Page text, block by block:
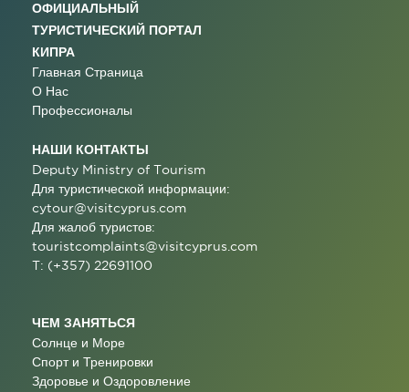
ОФИЦИАЛЬНЫЙ
ТУРИСТИЧЕСКИЙ ПОРТАЛ
КИПРА
Главная Страница
О Нас
Профессионалы
НАШИ КОНТАКТЫ
Deputy Ministry of Tourism
Для туристической информации:
cytour@visitcyprus.com
Для жалоб туристов:
touristcomplaints@visitcyprus.com
T: (+357) 22691100
ЧЕМ ЗАНЯТЬСЯ
Солнце и Море
Спорт и Тренировки
Здоровье и Оздоровление